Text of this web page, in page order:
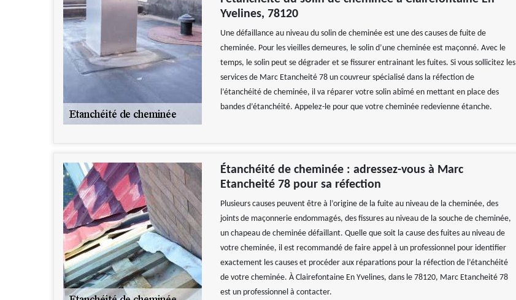
Yvelines, 78120
Une défaillance au niveau du solin de cheminée est une des causes de fuite de
cheminée. Pour les vieilles demeures, le solin d’une cheminée est maçonné. Avec le
temps, le solin peut se dégrader et se fissurer entrainant les fuites. Si vous sollicitez les
services de Marc Etancheité 78 un couvreur spécialisé dans la réfection de
l’étanchéité de cheminée, il va réparer votre solin abîmé en mettant en place des
bandes d’étanchéité. Appelez-le pour que votre cheminée redevienne étanche.
Étanchéité de cheminée : adressez-vous à Marc
Etancheité 78 pour sa réfection
Plusieurs causes peuvent être à l’origine de la fuite au niveau de la cheminée, des
joints de maçonnerie endommagés, des fissures au niveau de la souche de cheminée,
un chapeau de cheminée défaillant. Quelle que soit la cause des fuites au niveau de
votre cheminée, il est recommandé de faire appel à un professionnel pour identifier
exactement les causes et procéder aux réparations pour la réfection de l’étanchéité
de votre cheminée. À Clairefontaine En Yvelines, dans le 78120, Marc Etancheité 78
est un professionnel à contacter.